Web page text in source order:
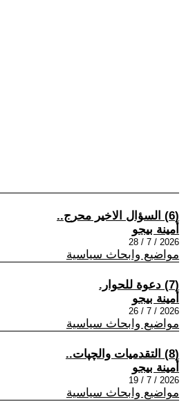
(6) السؤال الاخير محرج..
أمينة بيجو
2026 / 7 / 28
مواضيع وابحاث سياسية
(7) دعوة للحوار.
أمينة بيجو
2026 / 7 / 26
مواضيع وابحاث سياسية
(8) التقدميات والچپات..
أمينة بيجو
2026 / 7 / 19
مواضيع وابحاث سياسية